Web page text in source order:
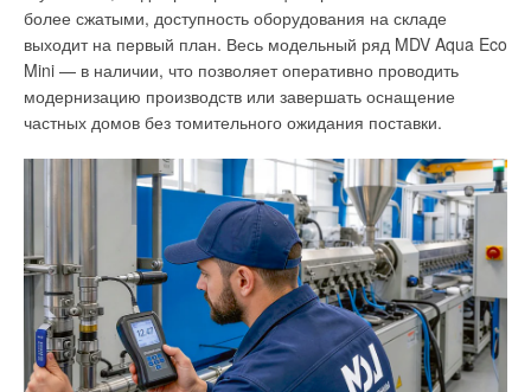
более сжатыми, доступность оборудования на складе
выходит на первый план. Весь модельный ряд MDV Aqua Eco
Mini — в наличии, что позволяет оперативно проводить
модернизацию производств или завершать оснащение
частных домов без томительного ожидания поставки.
частного дома
ЖУРНАЛ СОК ИЮНЬ 2026
Уведомления отключены
Комментарии
В этой теме еще нет комментариев
Добавить комментарий